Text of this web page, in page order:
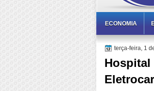
ECONOMIA
terça-feira, 1
Hospital